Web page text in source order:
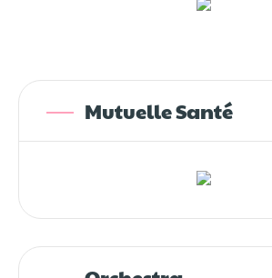
Mutuelle Santé